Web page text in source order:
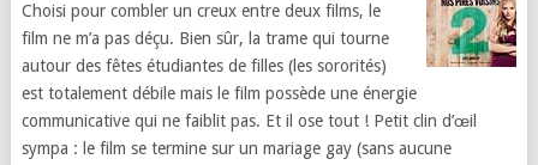
Choisi pour combler un creux entre deux films, le
film ne m’a pas déçu. Bien sûr, la trame qui tourne
autour des fêtes étudiantes de filles (les sororités)
est totalement débile mais le film possède une énergie
communicative qui ne faiblit pas. Et il ose tout ! Petit clin d’œil
sympa : le film se termine sur un mariage gay (sans aucune